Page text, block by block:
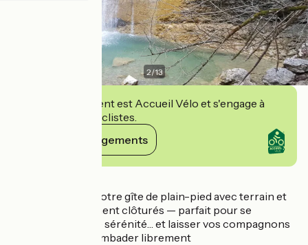
2/13
Cet établissement est Accueil Vélo et s'engage à
accueillir des cyclistes.
Voir ses engagements
Bienvenue dans notre gîte de plain-pied avec terrain et
terrasse entièrement clôturés — parfait pour se
détendre en toute sérénité… et laisser vos compagnons
à quatre pattes gambader librement